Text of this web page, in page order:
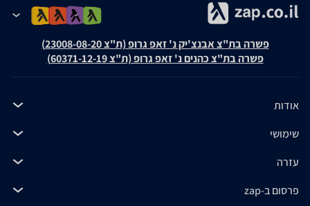
פשרה בת"צ אבנצ'יק נ' זאפ גרופ (ת"צ 23008-08-20)
פשרה בת"צ כהנים נ' זאפ גרופ (ת"צ 60371-12-19)
אודות
שימושי
עזרה
פרסום ב-zap